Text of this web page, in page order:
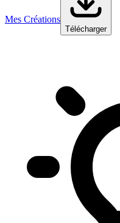
Mes Créations
Télécharger